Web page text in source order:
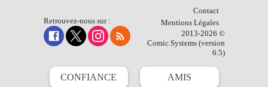
Retrouvez-nous sur :
Contact
Mentions Légales
2013-2026 ©
Comic.Systems (version
6.5)
CONFIANCE AMIS